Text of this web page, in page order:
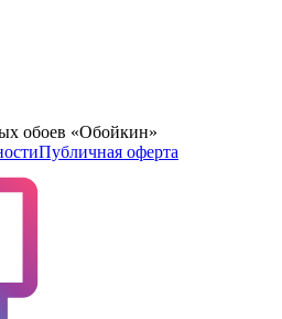
обоев «Обойкин»
Публичная оферта